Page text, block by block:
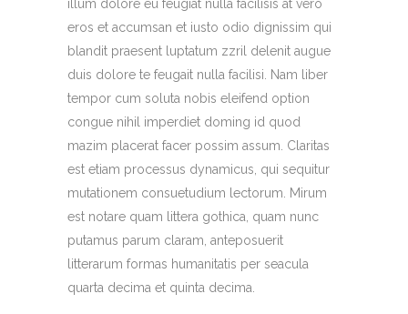
illum dolore eu feugiat nulla facilisis at vero
eros et accumsan et iusto odio dignissim qui
blandit praesent luptatum zzril delenit augue
duis dolore te feugait nulla facilisi. Nam liber
tempor cum soluta nobis eleifend option
congue nihil imperdiet doming id quod
mazim placerat facer possim assum. Claritas
est etiam processus dynamicus, qui sequitur
mutationem consuetudium lectorum. Mirum
est notare quam littera gothica, quam nunc
putamus parum claram, anteposuerit
litterarum formas humanitatis per seacula
quarta decima et quinta decima.